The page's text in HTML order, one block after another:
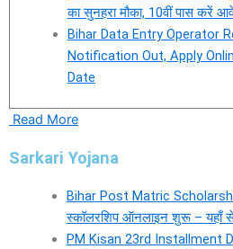
का सुनहरा मौका, 10वीं पास करें
Bihar Data Entry Operator
Notification Out, Apply
Date
Read More
Sarkari Yojana
Bihar Post Matric
स्कॉलरशिप ऑनलाइन शुरू – यहाँ
PM Kisan 23rd Installment